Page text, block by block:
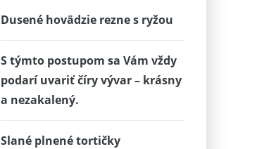
Dusené hovädzie rezne s ryžou
S týmto postupom sa Vám vždy
podarí uvariť číry vývar – krásny
a nezakalený.
Slané plnené tortičky